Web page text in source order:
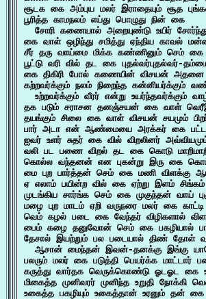
சூடக கை அம்புய மலர் இராதையும் சூத
பூரித்த காமநலம் எய்து பொழுது நின் கை
சோரி கணையால் அறையுண்டு உயிர்
கை வாள் ஒழிந்து சமித்து ஏந்திய காவல்
சீர் தரு வாய்மை மிக்க கண்ணினும் செம்
பூட்டு வரி வில் தட கை புதல்வர்புதல்வர்-
கை திகிரி போல் கணையின் விசயன் அதனை
கற்றவர்க்கும் நலம் நிறைந்த கன்னியர்க்கும்
உற்றவர்க்கும் வீரர் என்று உயர்ந்தவர்க்கும்
தக படும் சராசன தனஞ்சயன் கை வாள்
தயங்கும் சிலை கை வாள் விசயன் சயமும்
பார் அடா என் ஆண்மையை அரக்கர் கை பட்ட
ஐவர் உளர் சுதர் கை வில் விறலினர்
வலி பட பணை விறல் தட கை கொடு
கொல்ல வந்தனன் என புகன்று இரு கை
மை புற பார்த்தன் செம் கை மணி விளக்கு
ஏ எலாம் பயின்ற வில் கை ஏற்று இளம்
முடங்கிய சார்ங்க செம் கை முகுந்தன் வாய்
மழை புற மாடம் ஏறி வருநரை மலர் கை
வெம் கழல் படை கை வேந்தர் விழிகளால்
பைம் கழை தனுவோன் செம் கை பகழியால்
தேசால் இயற்றும் பல படையால் திண் தோள்
ஆசான் மைந்தன் இவன்-தனக்கு இங்கு யாரே
பலரும் மலர் கை படுத்தி பெயர்க்க
கருத்து வார்தக வெருக்கொண்டு ஓடஓட கை
மிகைத்த முனிவரர் முனிந்த உறுதி நோக்கி
உகைத்த பகழியும் உகைத்தான் உரனும் தன்